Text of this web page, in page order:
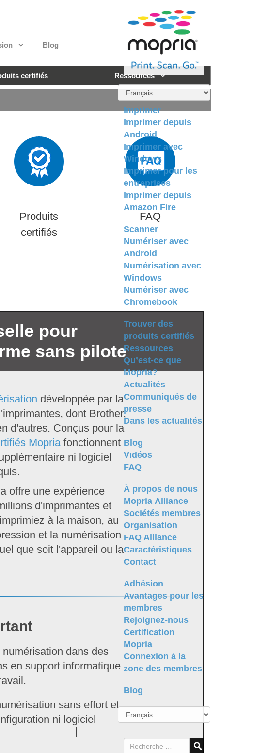
Blog
Imprimer
Imprimer depuis
Android
Imprimer avec
Windows
Imprimer pour les
entreprises
Imprimer depuis
Amazon Fire
Scanner
Numériser avec
Android
Numérisation avec
Windows
Numériser avec
Chromebook
Trouver des
produits certifiés
Ressources
Qu’est-ce que
Mopria?
Actualités
Communiqués de
presse
Dans les actualités
Blog
Vidéos
FAQ
À propos de nous
Mopria Alliance
Sociétés membres
Organisation
FAQ Alliance
Caractéristiques
Contact
Adhésion
Avantages pour les
membres
Rejoignez-nous
Certification
Mopria
Connexion à la
zone des membres
Blog
certifiés Ressources
Produits
certifiés
FAQ
pour
sans pilote
développée par la
dont Brother,
d'autres. Conçus pour la
Mopriafonctionnent
ni logiciel
offre une expérience
d'imprimantes et
à la maison, au
et la numérisation
que soit l'appareil ou la
dans des
en support informatique
sans effort et
ni logiciel